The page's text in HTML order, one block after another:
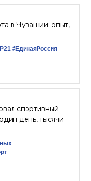
в Чувашии: опыт,
#ЕдинаяРоссия
спортивный
день, тысячи